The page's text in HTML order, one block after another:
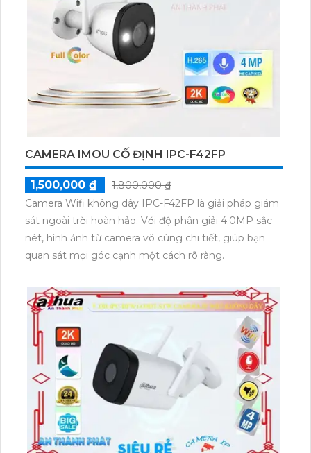
và hổ trợ thẻ nhớ.
CAMERA IMOU CỐ ĐỊNH IPC-F42FP
1,500,000 ₫
1,800,000 ₫
Camera Wifi không dây IPC-F42FP là giải pháp giám
sát ngoài trời hoàn hảo. Với độ phân giải 4.0MP sắc
nét, hình ảnh từ camera vô cùng chi tiết, giúp bạn
quan sát mọi góc cạnh một cách rõ ràng.